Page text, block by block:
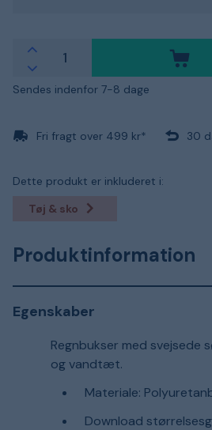
Sendes indenfor 7-8 dage
Fri fragt over 499 kr* 30
Dette produkt er inkluderet i:
Tøj & sko
Produktinformation
Egenskaber
Regnbukser med
og vandtæt.
Materiale:
Download